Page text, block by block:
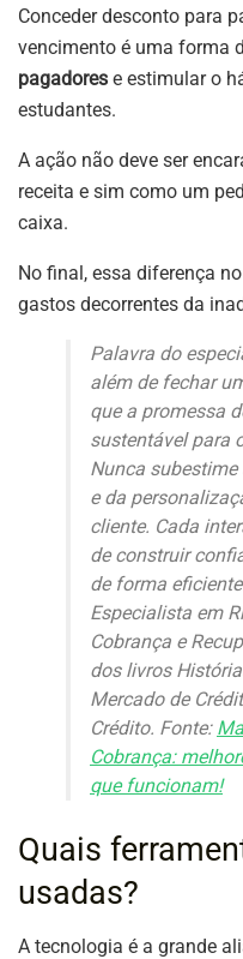
Conceder desconto para
vencimento é uma forma
pagadores e estimular o
estudantes.
A ação não deve ser
receita e sim como um
caixa.
No final, essa diferença
gastos decorrentes da
Palavra do
além de fechar
que a promessa
sustentável para
Nunca
e da
cliente. Cada
de construir
de forma
Especialista em
Cobrança e
dos livros
Mercado de
Crédito. Fonte:
Cobrança:
que funcionam!
Quais
usadas?
A tecnologia é a grande